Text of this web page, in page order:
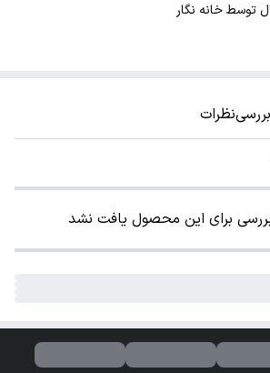
توسط خانه نگار
نظرات
برای این محصول یافت نشد